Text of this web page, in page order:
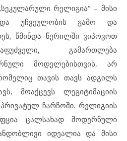
რელიგია“ – მისი
და უჩვეულობის გამო და
წმინდა წერილში ვიპოვოთ
გამართლება
მოდელებისთვის, არ
თავის თავს ადგილს
მოაქცევს ლეგიტიმაციის
ჩარჩოში. რელიგიის
ცალსახად მოდერნული
იდეალია და მისი